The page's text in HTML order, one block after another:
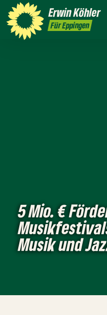
ErwinKöhler
Für Eppingen
Leichte Sprache
Wahlkreis
5 Mio. €
Musik und